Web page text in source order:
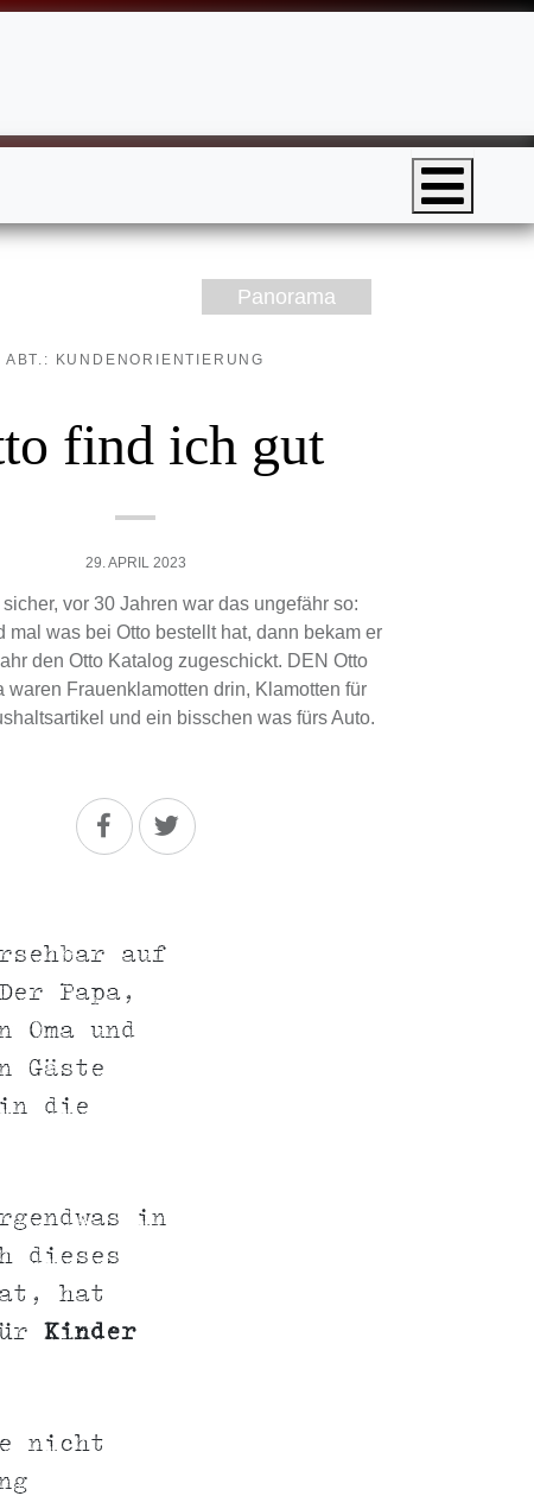
Panorama
ABT.: KUNDENORIENTIERUNG
find ich gut
29. APRIL 2023
sicher, vor 30 Jahren war das ungefähr so:
mal was bei Otto bestellt hat, dann bekam er
den Otto Katalog zugeschickt. DEN Otto
waren Frauenklamotten drin, Klamotten für
und ein bisschen was fürs Auto.
auf
Papa,
Oma und
Gäste
die
in
dieses
hat
Kinder
nicht